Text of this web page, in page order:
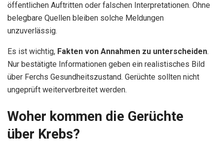
öffentlichen Auftritten oder falschen Interpretationen. Ohne
belegbare Quellen bleiben solche Meldungen
unzuverlässig.
Es ist wichtig, Fakten von Annahmen zu unterscheiden.
Nur bestätigte Informationen geben ein realistisches Bild
über Ferchs Gesundheitszustand. Gerüchte sollten nicht
ungeprüft weiterverbreitet werden.
Woher kommen die Gerüchte
über Krebs?